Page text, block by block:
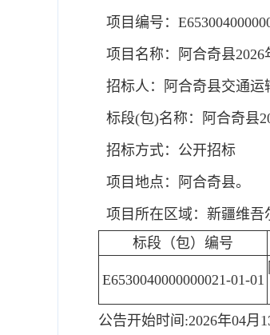
项目编号：
项目名称：阿合奇县2026
招标人：阿合奇县交通运
标段(包)名称：阿合奇县
招标方式：公开招标
项目地点：阿合奇县。
项目所在区域：新疆维
标段（包）编号
E6530040000000021-01-01
公告开始时间:2026年04月